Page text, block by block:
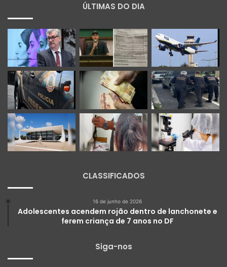
ÚLTIMAS DO DIA
CLASSIFICADOS
16 de junho de 2026
Adolescentes acendem rojão dentro de lanchonete e
ferem criança de 7 anos no DF
Siga-nos